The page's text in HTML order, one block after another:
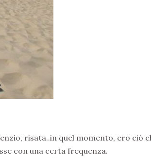
risata..in quel momento, ero
con una certa frequenza.